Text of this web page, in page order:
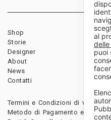
Shop
Storie
Designer
About
News
Contatti
Termini e Condizioni di vendita
Metodo di Pagamento e
al
puoi